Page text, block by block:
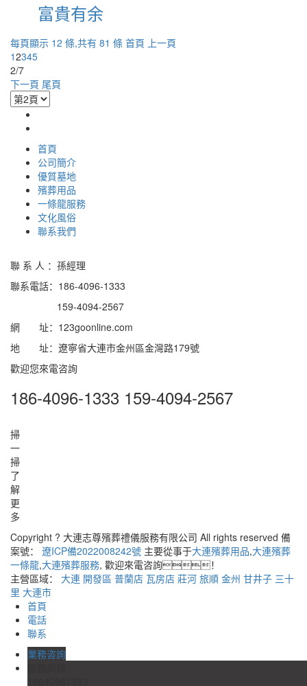
富貴有余
每頁顯示 12 條,共有 81 條 首頁 上一頁
12345
2/7
下一頁 尾頁
首頁
公司簡介
優質墓地
殯葬用品
一條龍服務
文化風俗
聯系我們
聯 系 人 ：孫經理
聯系電話：186-4096-1333
159-4094-2567
網 址：123goonline.com
地 址：遼寧省大連市金州區金灣路179號
歡迎您來電咨詢
186-4096-1333 159-4094-2567
掃
一
掃
了
解
更
多
Copyright ? 大連志尊殯葬禮儀服務有限公司 All rights reserved 備
案號： 遼ICP備2022008242號 主要從事于大連殯葬用品,大連殯葬
一條龍,大連殯葬服務, 歡迎來電咨詢！
主營區域： 大連 開發區 普蘭店 瓦房店 莊河 旅順 金州 甘井子 三十
里 大連市
首頁
電話
聯系
業務咨詢